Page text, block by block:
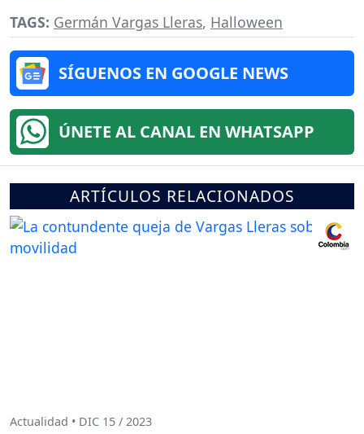
TAGS: Germán Vargas Lleras, Halloween
SÍGUENOS EN GOOGLE NEWS
ÚNETE AL CANAL EN WHATSAPP
ARTÍCULOS RELACIONADOS
Actualidad • DIC 15 / 2023